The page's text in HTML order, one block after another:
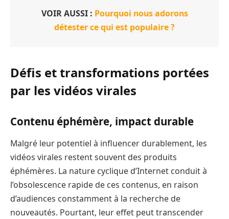
VOIR AUSSI : Pourquoi nous adorons
détester ce qui est populaire ?
Défis et transformations portées
par les vidéos virales
Contenu éphémère, impact durable
Malgré leur potentiel à influencer durablement, les
vidéos virales restent souvent des produits
éphémères. La nature cyclique d’Internet conduit à
l’obsolescence rapide de ces contenus, en raison
d’audiences constamment à la recherche de
nouveautés. Pourtant, leur effet peut transcender